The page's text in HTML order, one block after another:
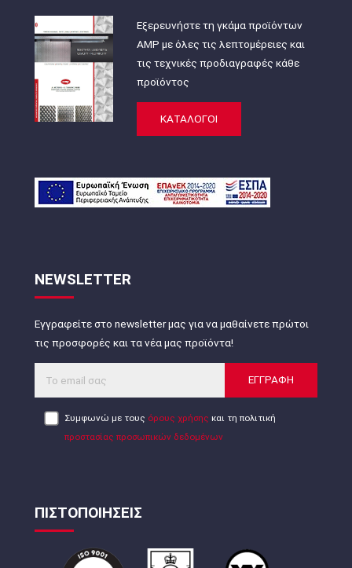
Εξερευνήστε τη γκάμα προϊόντων
AMP με όλες τις λεπτομέρειες και
τις τεχνικές προδιαγραφές κάθε
προϊόντος
ΚΑΤΑΛΟΓΟΙ
NEWSLETTER
Εγγραφείτε στο newsletter μας για να μαθαίνετε πρώτοι
τις προσφορές και τα νέα μας προϊόντα!
ΕΓΓΡΑΦΗ
Συμφωνώ με τους όρους χρήσης και τη πολιτική
προστασίας προσωπικών δεδομένων
ΠΙΣΤΟΠΟΙΗΣΕΙΣ